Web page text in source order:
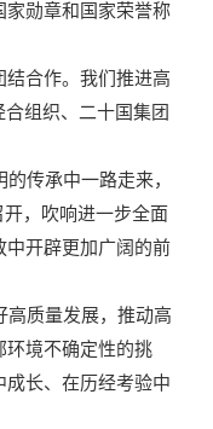
家勋章和国家荣誉称
结合作。我们推进高
组织、二十国集团
传承中一路走来，
，吹响进一步全面
中开辟更加广阔的前
高质量发展，推动高
环境不确定性的挑
长、在历经考验中